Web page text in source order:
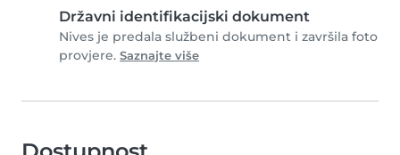
Državni identifikacijski dokument
Nives je predala službeni dokument i završila foto
provjere. Saznajte više